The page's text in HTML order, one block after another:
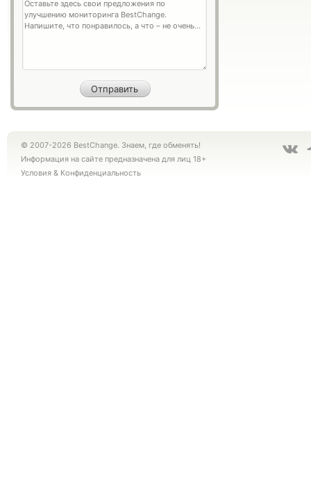
© 2007-2026 BestChange. Знаем, где обменять!
Информация на сайте предназначена для лиц 18+
Условия & Конфиденциальность